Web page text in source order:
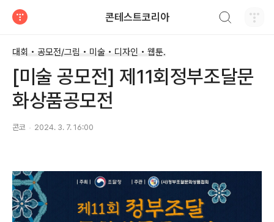
콘테스트코리아
대회 • 공모전/그림 • 미술 • 디자인 • 웹툰.
[미술 공모전] 제11회정부조달문
화상품공모전
콘코 2024. 3. 7. 16:00